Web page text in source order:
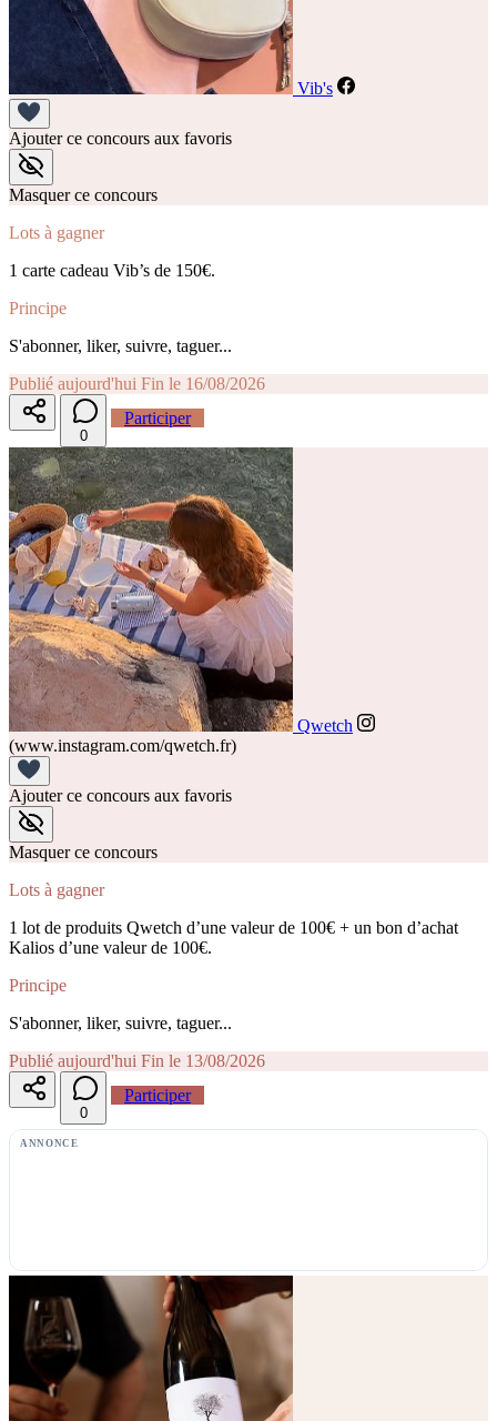
Vib's
Ajouter ce concours aux favoris
Masquer ce concours
Lots à gagner
1 carte cadeau Vib’s de 150€.
Principe
S'abonner, liker, suivre, taguer...
Publié aujourd'hui Fin le 16/08/2026
0
Participer
Qwetch
(www.instagram.com/qwetch.fr)
Ajouter ce concours aux favoris
Masquer ce concours
Lots à gagner
1 lot de produits Qwetch d’une valeur de 100€ + un bon d’achat
Kalios d’une valeur de 100€.
Principe
S'abonner, liker, suivre, taguer...
Publié aujourd'hui Fin le 13/08/2026
0
Participer
ANNONCE